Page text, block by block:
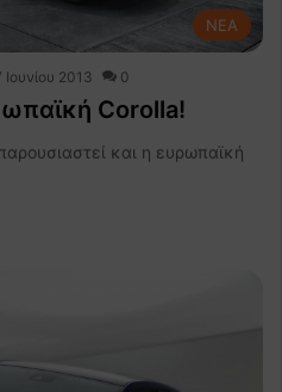
NEA
Ιουνίου 2013 0
Corolla!
και η ευρωπαϊκή